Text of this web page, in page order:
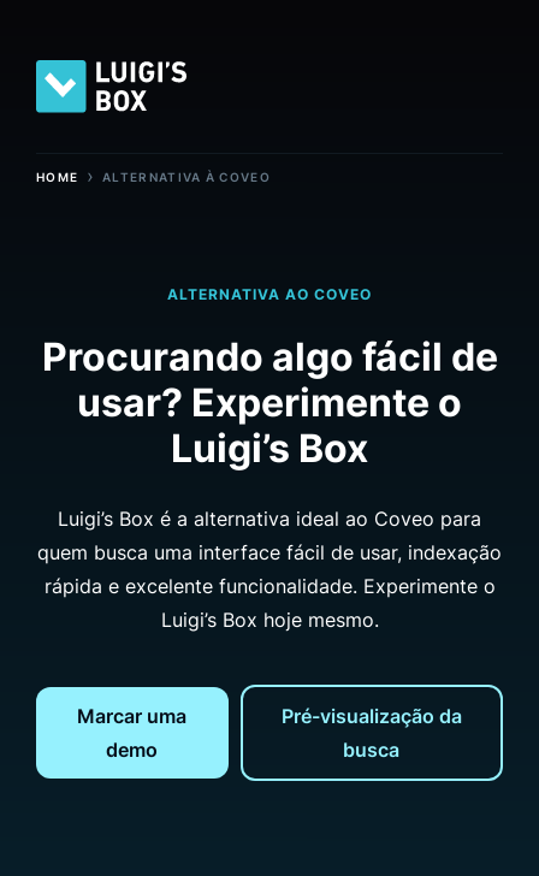
HOME ›ALTERNATIVA À COVEO
ALTERNATIVA AO COVEO
Procurando algo fácil de
usar? Experimente o
Luigi’s Box
Luigi’s Box é a alternativa ideal ao Coveo para
quem busca uma interface fácil de usar, indexação
rápida e excelente funcionalidade. Experimente o
Luigi’s Box hoje mesmo.
Marcar uma
demo
Pré-visualização da
busca